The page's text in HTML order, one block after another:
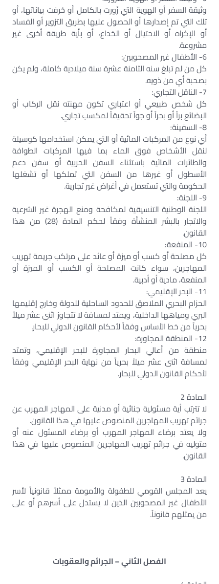
وثيقة السفر أو الهوية التي زُورت بالكامل أو حُرفت بياناتها، أو
تلك التي تم إصدارها أو الحصول عليها بطريق التزوير أو الفساد
أو الإكراه أو الاحتيال أو الخداع، أو بأية طريقة أخرى غير
مشروعة.
6- الأطفال غير المصحوبين:
كل من لم تبلغ سنه الثامنة عشرة سنة ميلادية كاملة، ولم يكن
بصحبة أي من ذويه.
7- الناقل التجاري:
كل شخص طبيعي أو اعتباري تكون مهنته نقل الركاب أو
البضائع براً أو بحراً أو جواً تحقيقاً لمكسب تجاري.
8- السفينة:
أي نوع من المركبات المائية أو التي يمكن استخدامها كوسيلة
لنقل الأشخاص فوق الماء بما فيها المركبات الطوافة
والطائرات المائية باستثناء السفن الحربية أو سفن دعم
الأسطول أو غيرها من السفن التي تملكها أو تشغلها
الحكومة والتي تستعمل في أغراض غير تجارية.
9- اللجنة:
اللجنة الوطنية التنسيقية لمكافحة ومنع الهجرة غير الشرعية
والاتجار بالبشر المنشأة وفقاً لحكم المادة (28) من هذا
القانون.
10- المنفعة:
كل مصلحة أو كسب أو ميزة أو عائد على مرتكب جريمة تهريب
المهاجرين، سواء كانت المصلحة أو الكسب أو الميزة أو
المنفعة، مادية أو أدبية.
11- البحر الإقليمي:
الحزام البحري الملاصق للحدود الساحلية للدولة وخارج إقليمها
البري ومياهها الداخلية، ويمتد لمسافة لا تتجاوز اثنى عشر ميلاً
بحرياً من خط الأساس وفقاً لأحكام القانون الدولي للبحار.
12- المنطقة المجاورة:
منطقة من أعالي البحار المجاورة للبحر الإقليمي، وتمتد
لمسافة اثنى عشر ميلاً بحرياً من نهاية البحر الإقليمي وفقاً
لأحكام القانون الدولي للبحار.
المادة 2
لا تترتب أية مسئولية جنائية أو مدنية على المهاجر المهرب عن
جرائم تهريب المهاجرين المنصوص عليها في هذا القانون.
ولا يعتد برضاء المهاجر المهرب أو برضاء المسئول عنه أو
متوليه في جرائم تهريب المهاجرين المنصوص عليها في هذا
القانون.
المادة 3
يعد المجلس القومي للطفولة والأمومة ممثلاً قانونياً لأسر
الأطفال غير المصحوبين الذين لا يستدل على أسرهم أو على
من يمثلهم قانوناً.
الفصل الثاني – الجرائم والعقوبات